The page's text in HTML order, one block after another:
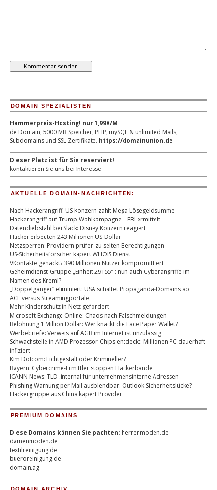
DOMAIN SPEZIALISTEN
Hammerpreis-Hosting! nur 1,99€/M
de Domain, 5000 MB Speicher, PHP, mySQL & unlimited Mails,
Subdomains und SSL Zertifikate. https://domainunion.de
Dieser Platz ist für Sie reserviert!
kontaktieren Sie uns bei Interesse
AKTUELLE DOMAIN-NACHRICHTEN:
Nach Hackerangriff: US Konzern zahlt Mega Lösegeldsumme
Hackerangriff auf Trump-Wahlkampagne – FBI ermittelt
Datendiebstahl bei Slack: Disney Konzern reagiert
Hacker erbeuten 243 Millionen US-Dollar
Netzsperren: Providern prüfen zu selten Berechtigungen
US-Sicherheitsforscher kapert WHOIS Dienst
VKontakte gehackt? 390 Millionen Nutzer kompromittiert
Geheimdienst-Gruppe „Einheit 29155“ : nun auch Cyberangriffe im
Namen des Kreml?
„Doppelgänger“ eliminiert: USA schaltet Propaganda-Domains ab
ACE versus Streamingportale
Mehr Kinderschutz in Netz gefordert
Microsoft Exchange Online: Chaos nach Falschmeldungen
Belohnung 1 Million Dollar: Wer knackt die Lace Paper Wallet?
Werbebriefe: Verweis auf AGB im Internet ist unzulässig
Schwachstelle in AMD Prozessor-Chips entdeckt: Millionen PC dauerhaft
infiziert
Kim Dotcom: Lichtgestalt oder Krimineller?
Bayern: Cybercrime-Ermittler stoppen Hackerbande
ICANN News: TLD .internal für unternehmensinterne Adressen
Phishing Warnung per Mail ausblendbar: Outlook Sicherheitslücke?
Hackergruppe aus China kapert Provider
PREMIUM DOMAINS
Diese Domains können Sie pachten: herrenmoden.de
damenmoden.de
textilreinigung.de
bueroreinigung.de
domain.ag
DOMAIN ARCHIV